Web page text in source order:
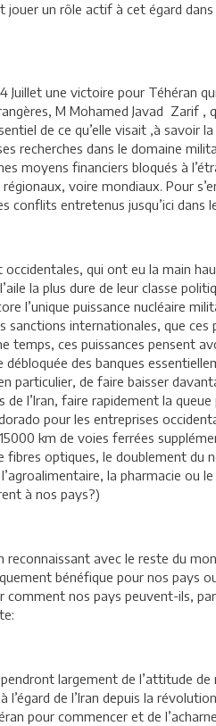
un rôle actif à cet égard
Juillet une victoire pour Téhéran
M Mohamed Javad Zarif ,
de ce qu’elle visait ,à savoir
recherches dans le domaine
financiers bloqués à
voire mondiaux. Pour
entretenus jusqu’ici dans le
qui ont eu la main
la plus dure de leur classe
puissance nucléaire
internationales, que
temps, ces puissances pensent
des banques
particulier, de faire baisser
l’Iran, faire rapidement la
pour les entreprises
km de voies ferrées
optiques, le doublement du
la pharmacie ou
à nos pays?)
avec le reste du
bénéfique pour nos pays
nos pays peuvent-ils,
largement de l’attitude
de l’Iran depuis la
pour commencer et de